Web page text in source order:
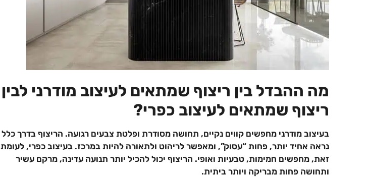
מה ההבדל בין ריצוף שמתאים לעיצוב מודרני לבין
ריצוף שמתאים לעיצוב כפרי?
בעיצוב מודרני מחפשים קווים נקיים, תחושה מסודרת ופלטת צבעים רגועה. הריצוף בדרך כלל
נראה אחיד יותר, פחות “עסוק”, ומאפשר לריהוט ולתאורה להיות במרכז. בעיצוב כפרי, לעומת
זאת, מחפשים חמימות, טבעיות ואופי. הריצוף יכול להכיל יותר תנועה עדינה, מרקם עשיר
ותחושה פחות מבריקה ויותר ביתית.